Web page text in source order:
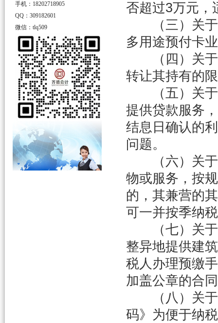
手机：18202718905
QQ：309182601
微信：tlq509
否超过3万元，
（三）关于
多用途预付卡
（四）关于
转让其持有的
（五）关于
提供贷款服务
结息日确认的
问题。
（六）关于
物或服务，按
的，其兼营的
可一并按季纳
（七）关于
整异地提供建
税人办理预缴
加盖公章的合
（八）关于
码》为便于纳